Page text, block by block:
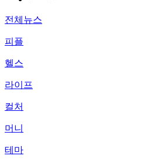
전체뉴스
피플
헬스
라이프
컬처
머니
테마